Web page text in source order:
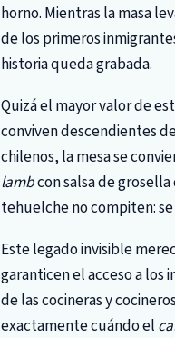
horno. Mientras la masa
de los primeros
historia queda grabada.
Quizá el mayor valor de
conviven descendientes
chilenos, la mesa se
lambcon salsa de
tehuelche no compiten:
Este legado invisible
garanticen el acceso a
de las cocineras y
exactamente cuándo el